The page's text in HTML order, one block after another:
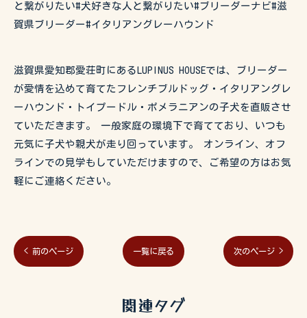
と繋がりたい#犬好きな人と繋がりたい#ブリーダーナビ#滋
賀県ブリーダー#イタリアングレーハウンド
滋賀県愛知郡愛荘町にあるLUPINUS HOUSEでは、ブリーダー
が愛情を込めて育てたフレンチブルドッグ・イタリアングレ
ーハウンド・トイプードル・ポメラニアンの子犬を直販させ
ていただきます。 一般家庭の環境下で育てており、いつも
元気に子犬や親犬が走り回っています。 オンライン、オフ
ラインでの見学もしていただけますので、ご希望の方はお気
軽にご連絡ください。
< 前のページ 一覧に戻る 次のページ >
関連タグ